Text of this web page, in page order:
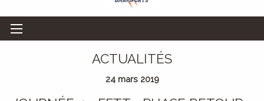
ACTUALITÉS
24 mars 2019